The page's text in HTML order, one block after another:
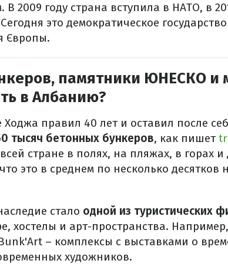
2009 году страна вступила в НАТО, в
это демократическое
Європы.
памятники ЮНЕСКО и
в Албанию?
правил 40 лет и оставил после
тысяч бетонных бункеров, как пишет
стране в полях, на пляжах, в горах
это в среднем по несколько
стало одной из туристических
хостелы и арт-пространства.
– комплексы с выставками о
художников.